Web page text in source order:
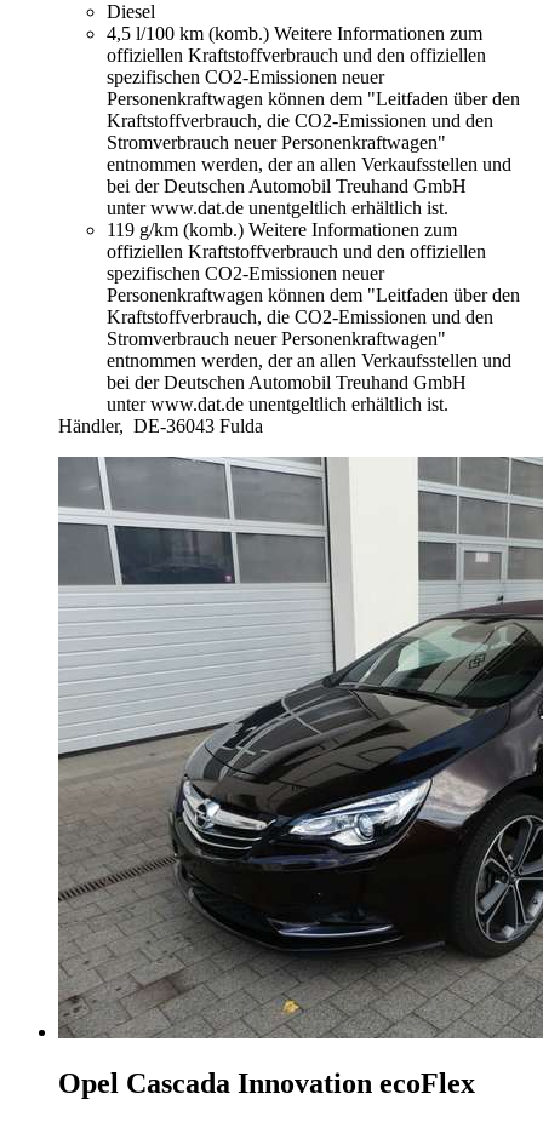
Diesel
4,5 l/100 km (komb.) Weitere Informationen zum
offiziellen Kraftstoffverbrauch und den offiziellen
spezifischen CO2-Emissionen neuer
Personenkraftwagen können dem "Leitfaden über den
Kraftstoffverbrauch, die CO2-Emissionen und den
Stromverbrauch neuer Personenkraftwagen"
entnommen werden, der an allen Verkaufsstellen und
bei der Deutschen Automobil Treuhand GmbH
unter www.dat.de unentgeltlich erhältlich ist.
119 g/km (komb.) Weitere Informationen zum
offiziellen Kraftstoffverbrauch und den offiziellen
spezifischen CO2-Emissionen neuer
Personenkraftwagen können dem "Leitfaden über den
Kraftstoffverbrauch, die CO2-Emissionen und den
Stromverbrauch neuer Personenkraftwagen"
entnommen werden, der an allen Verkaufsstellen und
bei der Deutschen Automobil Treuhand GmbH
unter www.dat.de unentgeltlich erhältlich ist.
Händler, DE-36043 Fulda
Opel Cascada Innovation ecoFlex